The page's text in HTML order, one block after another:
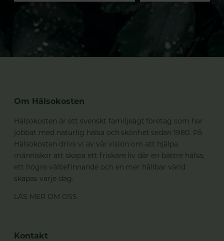
Om Hälsokosten
Hälsokosten är ett svenskt familjeägt företag som har
jobbat med naturlig hälsa och skönhet sedan 1980. På
Hälsokosten drivs vi av vår vision om att hjälpa
människor att skapa ett friskare liv där en bättre hälsa,
ett högre välbefinnande och en mer hållbar värld
skapas varje dag.
LÄS MER OM OSS
Kontakt